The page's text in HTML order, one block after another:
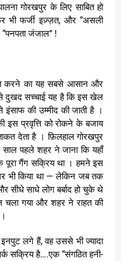
गोरखपुर के लिए साबित हो
फर्जी इज़्ज़त, और “असली
“पनपता जंजाल” !
करने का यह सबसे आसान और
दुखद सच्चाई यह है कि इस खेल
की उम्मीद की जाती है ।
प्रवृत्ति को रोकने के बजाय
देता है । फ़िलहाल गोरखपुर
पहले शहर ने जाना कि यहाँ
पूरा गैंग सक्रिय था । हमने इस
भी किया था — लेकिन जब तक
सीधे साधे लोग बर्बाद हो चुके थे
चला गया और शहर ने राहत की
इनपुट लगे हैं, वह उससे भी ज्यादा
सक्रिय है….एक “संगठित हनी-